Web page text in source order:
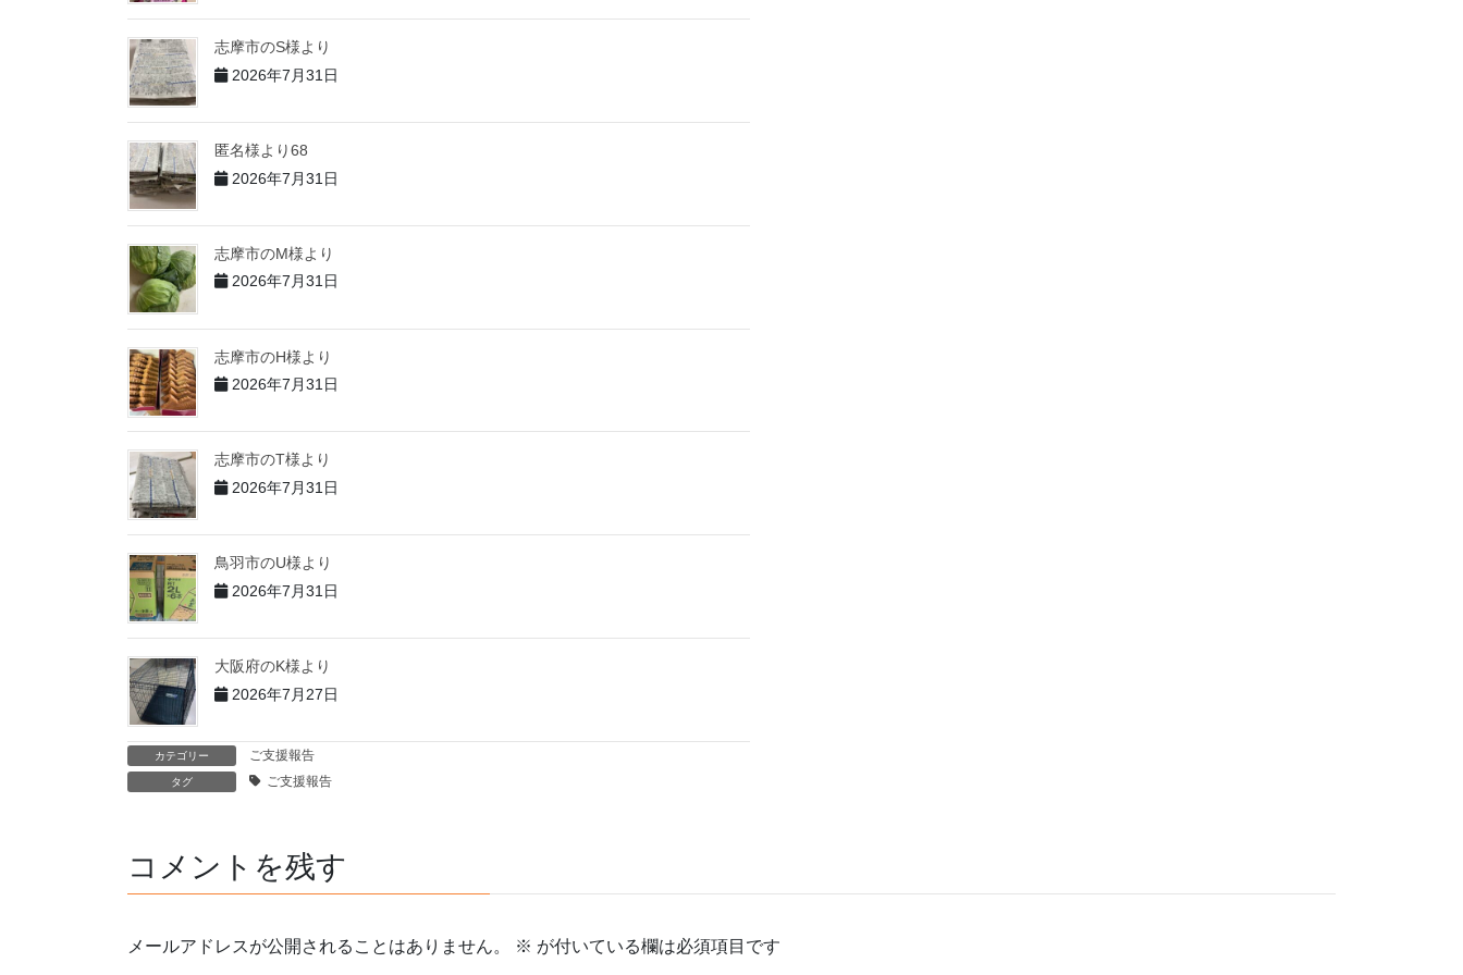
志摩市のS様より
2026年7月31日
匿名様より68
2026年7月31日
志摩市のM様より
2026年7月31日
志摩市のH様より
2026年7月31日
志摩市のT様より
2026年7月31日
鳥羽市のU様より
2026年7月31日
大阪府のK様より
2026年7月27日
カテゴリー ご支援報告
タグ ご支援報告
コメントを残す
メールアドレスが公開されることはありません。 ※ が付いている欄は必須項目です